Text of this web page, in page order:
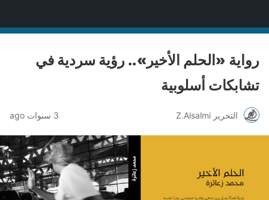
رواية «الحلم الأخير».. رؤية سردية في
تشابكات أسلوبية
التحرير Z.Alsalmi 3 سنوات ago